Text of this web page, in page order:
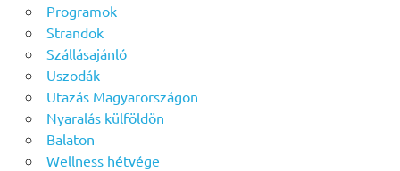
Programok
Strandok
Szállásajánló
Uszodák
Utazás Magyarországon
Nyaralás külföldön
Balaton
Wellness hétvége